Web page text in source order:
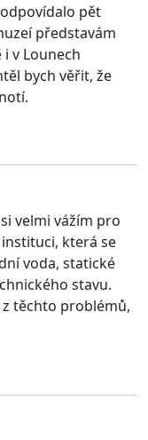
pět
představám
v Lounech
bych věřit, že
velmi vážím pro
která se
voda, statické
stavu.
z těchto problémů,